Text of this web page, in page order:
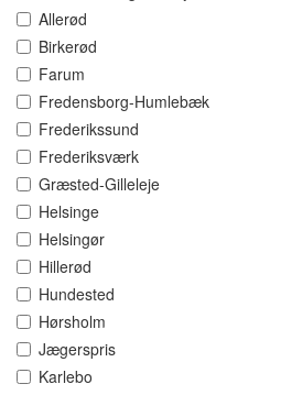
Allerød
Birkerød
Farum
Fredensborg-Humlebæk
Frederikssund
Frederiksværk
Græsted-Gilleleje
Helsinge
Helsingør
Hillerød
Hundested
Hørsholm
Jægerspris
Karlebo